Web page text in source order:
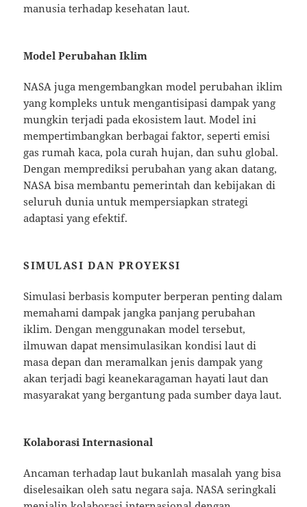
manusia terhadap kesehatan laut.
Model Perubahan Iklim
NASA juga mengembangkan model perubahan iklim
yang kompleks untuk mengantisipasi dampak yang
mungkin terjadi pada ekosistem laut. Model ini
mempertimbangkan berbagai faktor, seperti emisi
gas rumah kaca, pola curah hujan, dan suhu global.
Dengan memprediksi perubahan yang akan datang,
NASA bisa membantu pemerintah dan kebijakan di
seluruh dunia untuk mempersiapkan strategi
adaptasi yang efektif.
SIMULASI DAN PROYEKSI
Simulasi berbasis komputer berperan penting dalam
memahami dampak jangka panjang perubahan
iklim. Dengan menggunakan model tersebut,
ilmuwan dapat mensimulasikan kondisi laut di
masa depan dan meramalkan jenis dampak yang
akan terjadi bagi keanekaragaman hayati laut dan
masyarakat yang bergantung pada sumber daya laut.
Kolaborasi Internasional
Ancaman terhadap laut bukanlah masalah yang bisa
diselesaikan oleh satu negara saja. NASA seringkali